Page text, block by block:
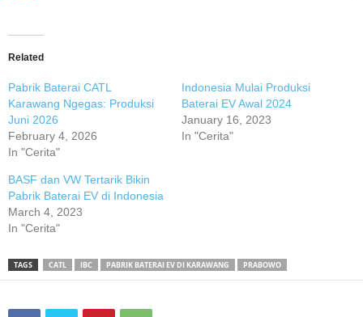
Related
Pabrik Baterai CATL
Karawang Ngegas: Produksi
Juni 2026
February 4, 2026
In "Cerita"
Indonesia Mulai Produksi
Baterai EV Awal 2024
January 16, 2023
In "Cerita"
BASF dan VW Tertarik Bikin
Pabrik Baterai EV di Indonesia
March 4, 2023
In "Cerita"
TAGS CATL IBC PABRIK BATERAI EV DI KARAWANG PRABOWO